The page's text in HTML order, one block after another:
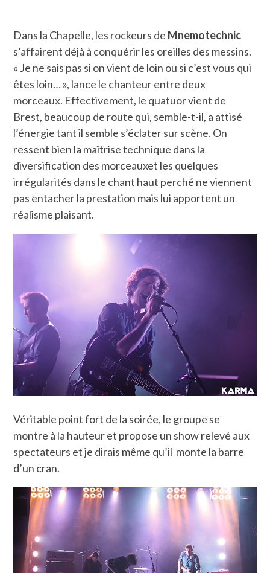
Dans la Chapelle, les rockeurs de Mnemotechnic
s’affairent déjà à conquérir les oreilles des messins.
« Je ne sais pas si on vient de loin ou si c’est vous qui
êtes loin… », lance le chanteur entre deux
morceaux. Effectivement, le quatuor vient de
Brest, beaucoup de route qui, semble-t-il, a attisé
l’énergie tant il semble s’éclater sur scène. On
ressent bien la maîtrise technique dans la
diversification des morceauxet les quelques
irrégularités dans le chant haut perché ne viennent
pas entacher la prestation mais lui apportent un
réalisme plaisant.
Véritable point fort de la soirée, le groupe se
montre à la hauteur et propose un show relevé aux
spectateurs et je dirais même qu’il monte la barre
d’un cran.